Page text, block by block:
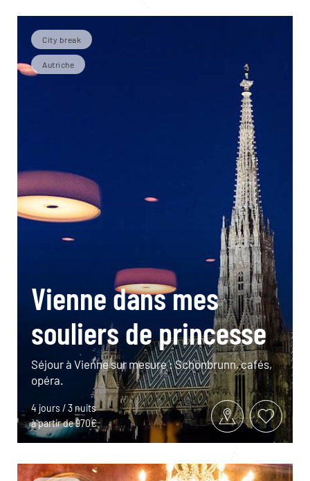
City break
Autriche
Vienne dans mes
souliers de princesse
Séjour à Vienne sur mesure : Schönbrunn, cafés,
opéra.
4 jours / 3 nuits
à partir de 970€